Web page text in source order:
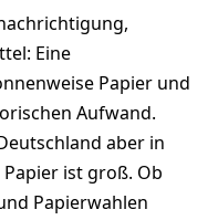
Eine
Papier und
Aufwand.
aber in
ist groß. Ob
Papierwahlen